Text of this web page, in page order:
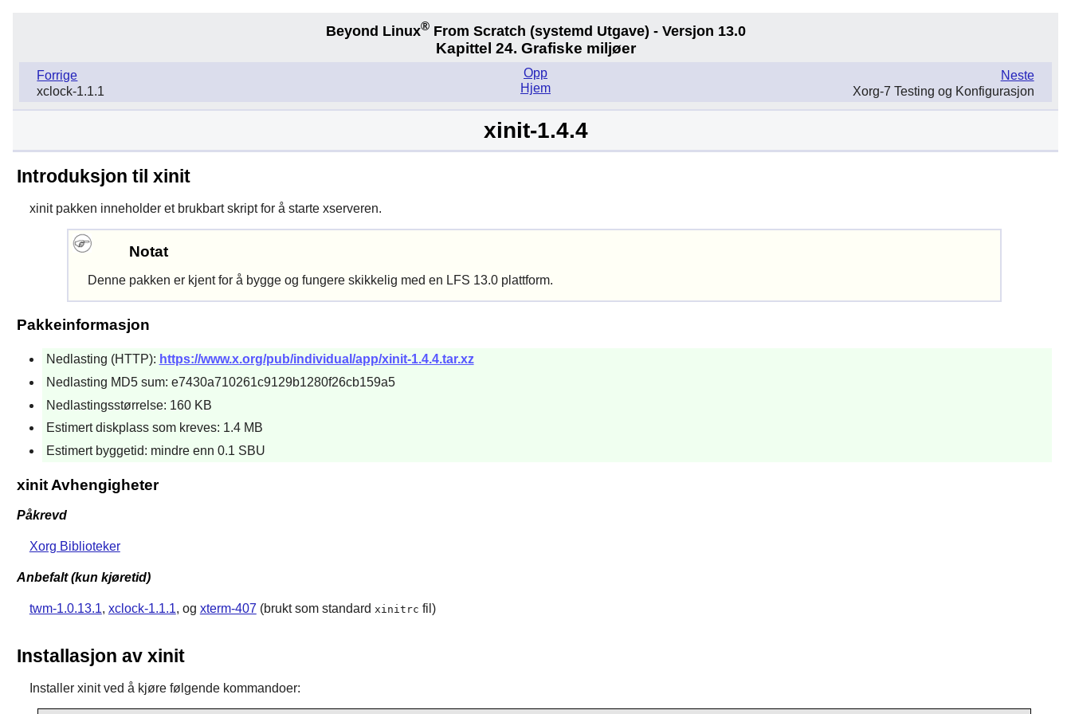
Beyond Linux®From Scratch (systemd Utgave) - Versjon 13.0
Kapittel 24. Grafiske miljøer
Forrige
xclock-1.1.1
Neste
Xorg-7 Testing og Konfigurasjon
Opp
Hjem
xinit-1.4.4
Introduksjon til xinit
xinitpakken inneholder et brukbart skript for å starte xserveren.
Notat
Denne pakken er kjent for å bygge og fungere skikkelig med en LFS 13.0 plattform.
Pakkeinformasjon
Nedlasting (HTTP): https://www.x.org/pub/individual/app/xinit-1.4.4.tar.xz
Nedlasting MD5 sum: e7430a710261c9129b1280f26cb159a5
Nedlastingsstørrelse: 160 KB
Estimert diskplass som kreves: 1.4 MB
Estimert byggetid: mindre enn 0.1 SBU
xinit Avhengigheter
Påkrevd
Xorg Biblioteker
Anbefalt (kun kjøretid)
twm-1.0.13.1, xclock-1.1.1, og xterm-407 (brukt som standard xinitrc fil)
Installasjon av xinit
Installer xinitved å kjøre følgende kommandoer: